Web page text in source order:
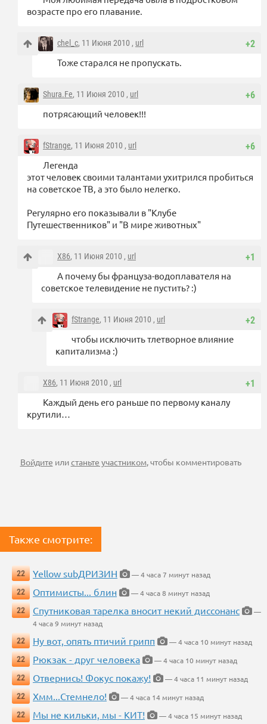
возрасте про его плавание.
+2
chel_c, 11 Июня 2010 , url
Тоже старался не пропускать.
+6
Shura.Fe, 11 Июня 2010 , url
потрясающий человек!!!
+6
fStrange, 11 Июня 2010 , url
Легенда
этот человек своими талантами ухитрился пробиться
на советское ТВ, а это было нелегко.
Регулярно его показывали в "Клубе
Путешественников" и "В мире животных"
+1
X86, 11 Июня 2010 , url
А почему бы француза-водоплавателя на
советское телевидение не пустить? :)
+2
fStrange, 11 Июня 2010 , url
чтобы исключить тлетворное влияние
капитализма :)
+1
X86, 11 Июня 2010 , url
Каждый день его раньше по первому каналу
крутили…
Войдите илистаньте участником, чтобы комментировать
Также смотрите:
22 Yellow subДРИЗИН
— 4 часа 7 минут назад
22
Оптимисты... блин
— 4 часа 8 минут назад
22
Спутниковая тарелка вносит некий диссонанс
—
4 часа 9 минут назад
22
Ну вот, опять птичий грипп
— 4 часа 10 минут назад
22
Рюкзак - друг человека
— 4 часа 10 минут назад
22
Отвернись! Фокус покажу!
— 4 часа 11 минут назад
22
Хмм...Стемнело!
— 4 часа 14 минут назад
22
Мы не кильки, мы - КИТ!
— 4 часа 15 минут назад